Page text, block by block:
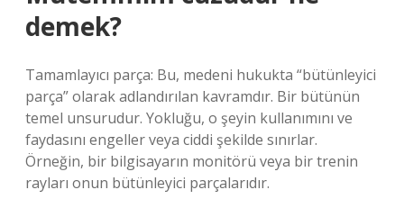
demek?
Tamamlayıcı parça: Bu, medeni hukukta “bütünleyici
parça” olarak adlandırılan kavramdır. Bir bütünün
temel unsurudur. Yokluğu, o şeyin kullanımını ve
faydasını engeller veya ciddi şekilde sınırlar.
Örneğin, bir bilgisayarın monitörü veya bir trenin
rayları onun bütünleyici parçalarıdır.